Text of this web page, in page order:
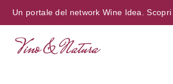
Un portale del network Wine Idea.